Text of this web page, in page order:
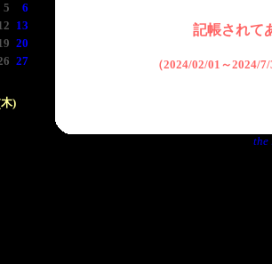
5
6
13
20
27
)
記帳されて
（2024/02/01～2024/
the